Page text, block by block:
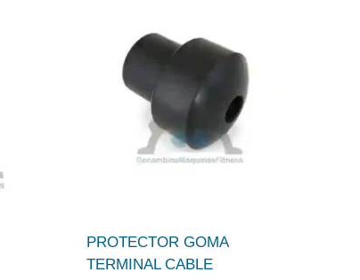
PROTECTOR GOMA
TERMINAL CABLE